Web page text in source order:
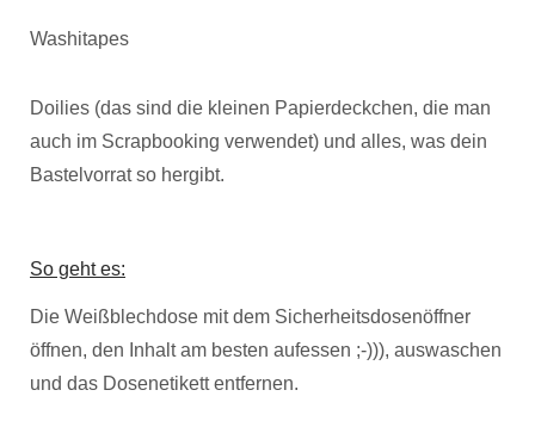
Washitapes
Doilies (das sind die kleinen Papierdeckchen, die man
auch im Scrapbooking verwendet) und alles, was dein
Bastelvorrat so hergibt.
So geht es:
Die Weißblechdose mit dem Sicherheitsdosenöffner
öffnen, den Inhalt am besten aufessen ;-))), auswaschen
und das Dosenetikett entfernen.